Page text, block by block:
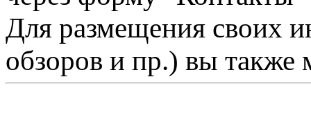
Для размещения своих
обзоров и пр.) вы также